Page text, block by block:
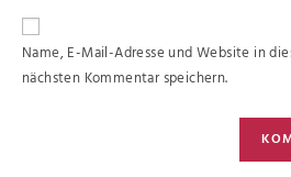
Name, E-Mail-Adresse und Website in
nächsten Kommentar speichern.